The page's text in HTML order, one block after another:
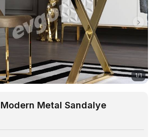
1/1
Metal Sandalye